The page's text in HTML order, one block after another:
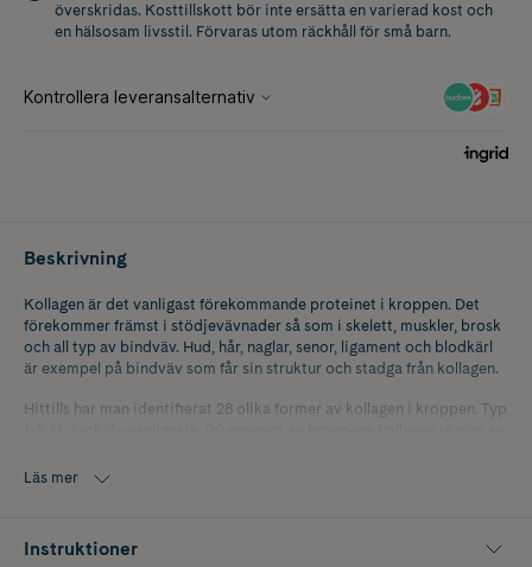
överskridas. Kosttillskott bör inte ersätta en varierad kost och
en hälsosam livsstil. Förvaras utom räckhåll för små barn.
Beskrivning
Kollagen är det vanligast förekommande proteinet i kroppen. Det
förekommer främst i stödjevävnader så som i skelett, muskler, brosk
och all typ av bindväv. Hud, hår, naglar, senor, ligament och blodkärl
är exempel på bindväv som får sin struktur och stadga från kollagen.
Hittills har man identifierat 28 olika former av kollagen i kroppen. Typ
kroppens leder. Mat som innehåller kollagen är främst inälvsmat, sega
Fisken som kollagenet produceras från kommer från Atlanten.
Läs mer
Instruktioner